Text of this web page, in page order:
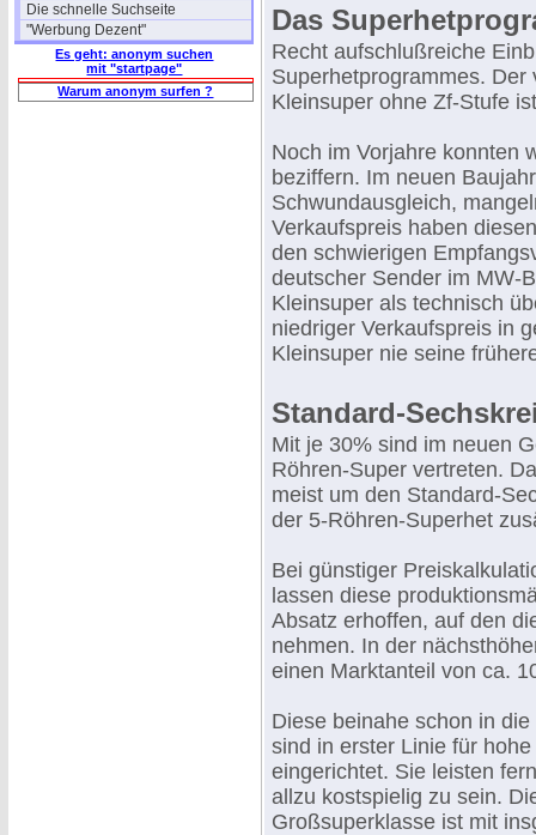
Die schnelle Suchseite
"Werbung Dezent"
Es geht: anonym suchen
mit "startpage"
Warum anonym surfen ?
Das
Recht aufschlußreiche
Superhetprogrammes.
Kleinsuper ohne Zf-Stufe
Noch im Vorjahre konnten
beziffern. Im neuen
Schwundausgleich,
Verkaufspreis haben
den schwierigen
deutscher Sender im MW-
Kleinsuper als technisch
niedriger Verkaufspreis in
Kleinsuper nie seine
Standard-
Mit je 30% sind im neuen
Röhren-Super vertreten.
meist um den Standard-
der 5-Röhren-Superhet
Bei günstiger
lassen diese
Absatz erhoffen, auf den
nehmen. In der
einen Marktanteil von ca.
Diese beinahe schon in
sind in erster Linie für
eingerichtet. Sie leisten
allzu kostspielig zu sein.
Großsuperklasse ist mit